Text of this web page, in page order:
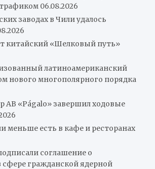
06.08.2026
заводах в Чили удалось
китайский «Шелковый путь»
латиноамериканский
нового многополярного порядка
AB «Págalo» завершил ходовые
меньше есть в кафе и ресторанах
соглашение о
сфере гражданской ядерной